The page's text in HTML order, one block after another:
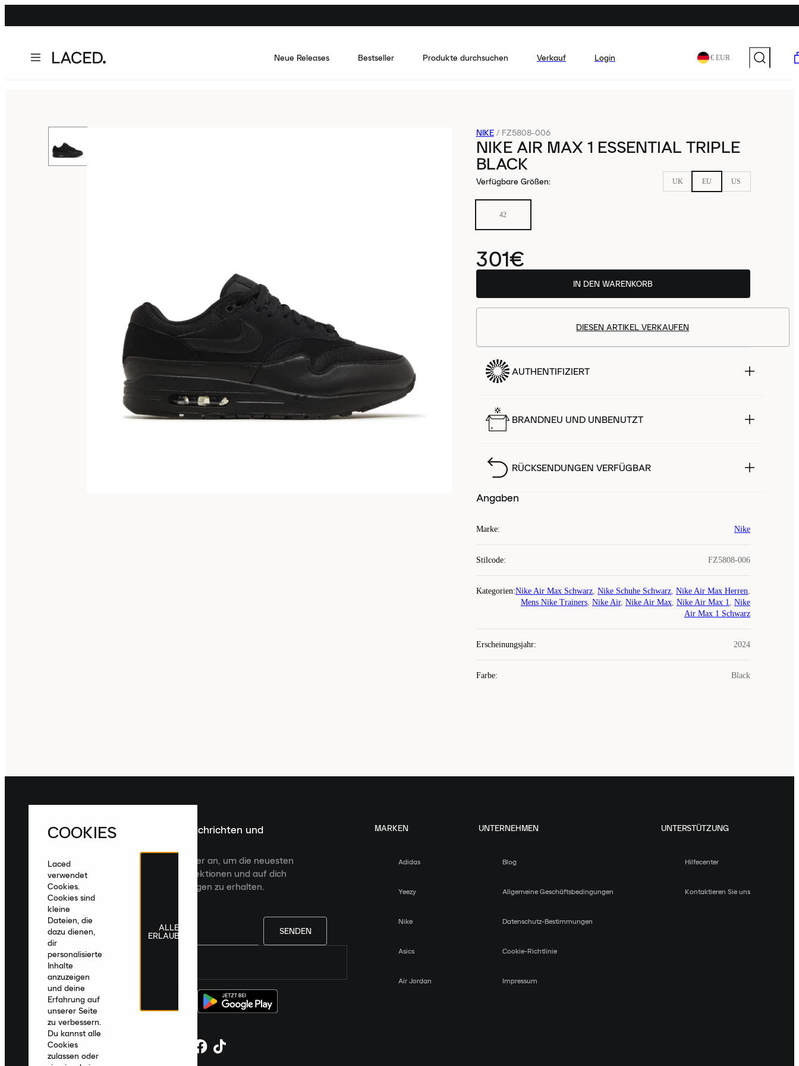
Neue Releases Bestseller Produkte durchsuchen Verkauf Login € EUR
NIKE / FZ5808-006
NIKE AIR MAX 1 ESSENTIAL TRIPLE
BLACK
Verfügbare Größen: UK EU US
42
301€
IN DEN WARENKORB
DIESEN ARTIKEL VERKAUFEN
AUTHENTIFIZIERT
BRANDNEU UND UNBENUTZT
RÜCKSENDUNGEN VERFÜGBAR
Angaben
Marke: Nike
Stilcode: FZ5808-006
Kategorien:Nike Air Max Schwarz, Nike Schuhe Schwarz, Nike Air Max Herren,
Mens Nike Trainers, Nike Air, Nike Air Max, Nike Air Max 1, Nike
Air Max 1 Schwarz
Erscheinungsjahr: 2024
Farbe: Black
Melde dich für die neuesten Nachrichten und
Veröffentlichungen an
Melde dich für den Laced Newsletter an, um die neuesten
Veröffentlichungen, kuratierte Kollektionen und auf dich
zugeschnittene Produktempfehlungen zu erhalten.
SENDEN
MARKEN
Adidas
Yeezy
Nike
Asics
Air Jordan
UNTERNEHMEN
Blog
Allgemeine Geschäftsbedingungen
Datenschutz-Bestimmungen
Cookie-Richtlinie
Impressum
UNTERSTÜTZUNG
Hilfecenter
Kontaktieren Sie uns
COOKIES
Laced
verwendet
Cookies.
Cookies sind
kleine
Dateien, die
dazu dienen,
dir
personalisierte
Inhalte
anzuzeigen
und deine
Erfahrung auf
unserer Seite
zu verbessern.
Du kannst alle
Cookies
zulassen oder
ALLE
ERLAUBEN